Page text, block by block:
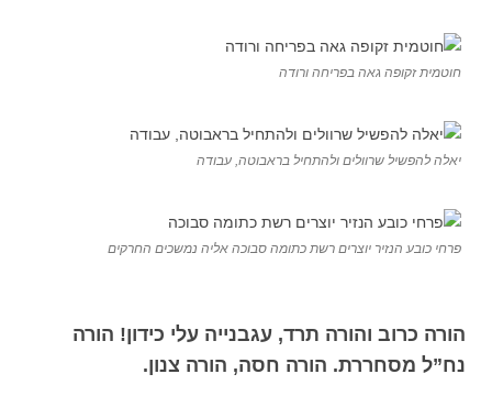
חוטמית זקופה גאה בפריחה ורודה
יאלה להפשיל שרוולים ולהתחיל בראבוטה, עבודה
פרחי כובע הנזיר יוצרים רשת כתומה סבוכה אליה נמשכים החרקים
הורה כרוב והורה תרד, עגבנייה עלי כידון! הורה
נח”ל מסחררת. הורה חסה, הורה צנון.